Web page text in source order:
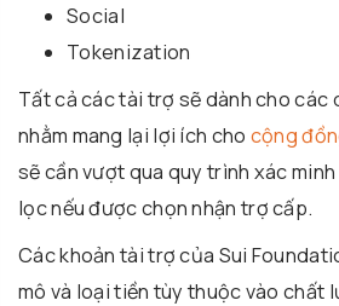
Social
Tokenization
Tất cả các tài trợ sẽ dành cho các
nhằm mang lại lợi ích cho cộng
sẽ cần vượt qua quy trình xác
lọc nếu được chọn nhận trợ cấp.
Các khoản tài trợ của Sui
mô và loại tiền tùy thuộc vào chất